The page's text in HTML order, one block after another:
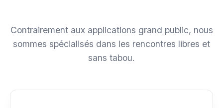
Contrairement aux applications grand public, nous
sommes spécialisés dans les rencontres libres et
sans tabou.